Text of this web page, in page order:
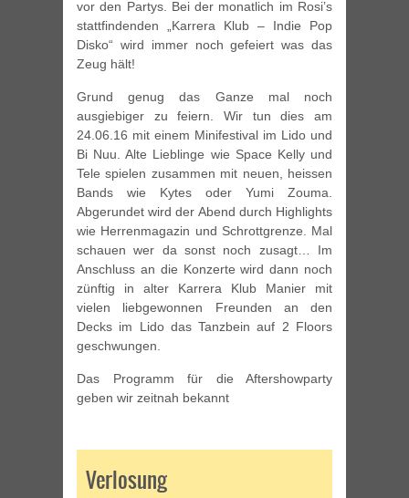
vor den Partys. Bei der monatlich im Rosi’s
stattfindenden „Karrera Klub – Indie Pop
Disko“ wird immer noch gefeiert was das
Zeug hält!
Grund genug das Ganze mal noch
ausgiebiger zu feiern. Wir tun dies am
24.06.16 mit einem Minifestival im Lido und
Bi Nuu. Alte Lieblinge wie Space Kelly und
Tele spielen zusammen mit neuen, heissen
Bands wie Kytes oder Yumi Zouma.
Abgerundet wird der Abend durch Highlights
wie Herrenmagazin und Schrottgrenze. Mal
schauen wer da sonst noch zusagt… Im
Anschluss an die Konzerte wird dann noch
zünftig in alter Karrera Klub Manier mit
vielen liebgewonnen Freunden an den
Decks im Lido das Tanzbein auf 2 Floors
geschwungen.
Das Programm für die Aftershowparty
geben wir zeitnah bekannt
Verlosung